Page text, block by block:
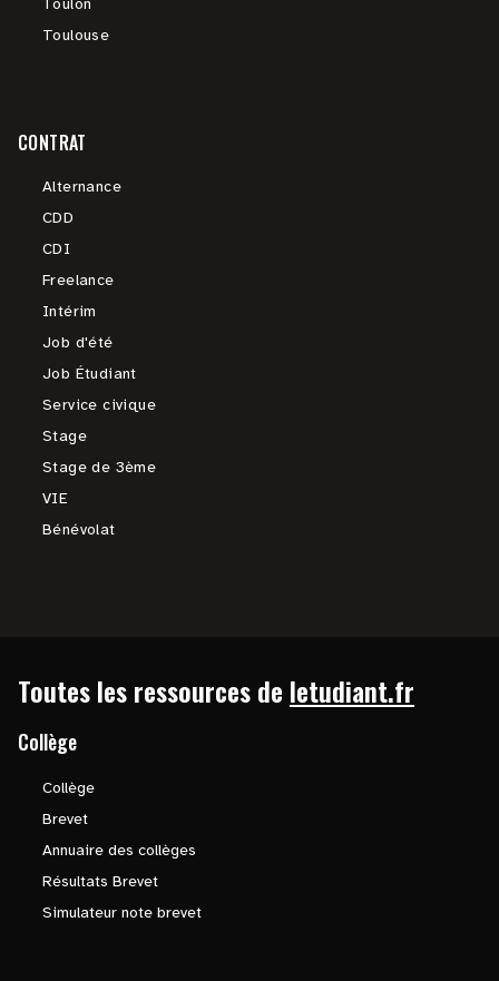
Toulon
Toulouse
CONTRAT
Alternance
CDD
CDI
Freelance
Intérim
Job d'été
Job Étudiant
Service civique
Stage
Stage de 3ème
VIE
Bénévolat
Toutes les ressources de letudiant.fr
Collège
Collège
Brevet
Annuaire des collèges
Résultats Brevet
Simulateur note brevet